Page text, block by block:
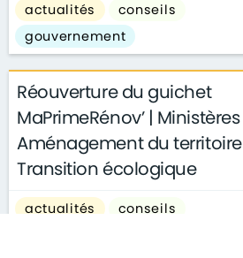
actualités
conseils
gouvernement
Réouverture du guichet
MaPrimeRénov’ | Ministères
Aménagement du territoire
Transition écologique
actualités
conseils